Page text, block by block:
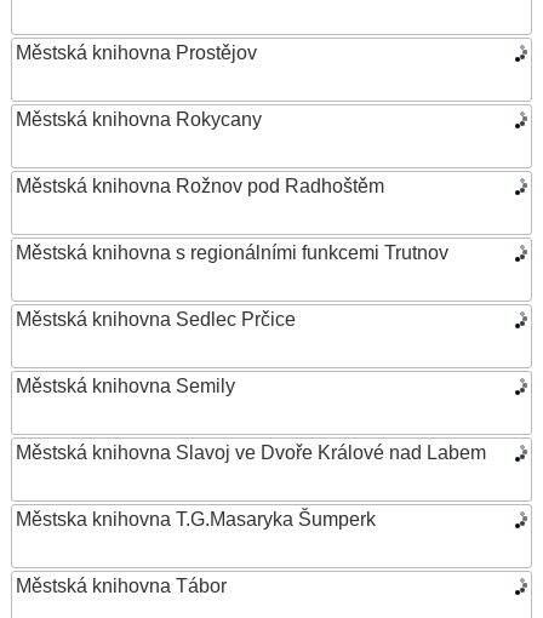
Městská knihovna Prostějov
Městská knihovna Rokycany
Městská knihovna Rožnov pod Radhoštěm
Městská knihovna s regionálními funkcemi Trutnov
Městská knihovna Sedlec Prčice
Městská knihovna Semily
Městská knihovna Slavoj ve Dvoře Králové nad Labem
Městska knihovna T.G.Masaryka Šumperk
Městská knihovna Tábor